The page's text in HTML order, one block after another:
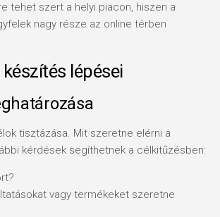
tehet szert a helyi piacon, hiszen a
nagy része az online térben
lépései
tisztázása. Mit szeretne elérni a
kérdések segíthetnek a célkitűzésben:
vagy termékeket szeretne